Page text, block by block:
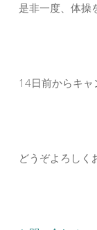
是非一度、体操
14日前からキャ
どうぞよろしく